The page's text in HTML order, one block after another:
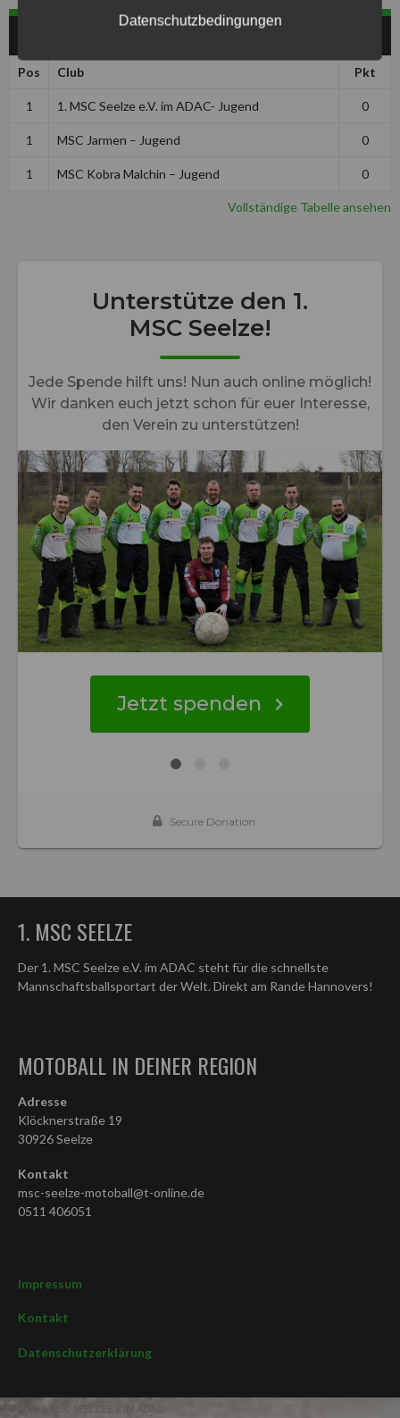
Pos Club Pkt
1 1. MSC Seelze e.V. im ADAC- Jugend 0
1 MSC Jarmen – Jugend 0
1 MSC Kobra Malchin – Jugend 0
Vollständige Tabelle ansehen
1. MSC SEELZE
Der 1. MSC Seelze e.V. im ADAC steht für die schnellste
Mannschaftsballsportart der Welt. Direkt am Rande Hannovers!
MOTOBALL IN DEINER REGION
Adresse
Klöcknerstraße 19
30926 Seelze
Kontakt
msc-seelze-motoball@t-online.de
0511 406051
Impressum
Kontakt
Datenschutzerklärung
© 2026 1. MSC SEELZE E.V. IM ADAC
Datenschutzbedingungen